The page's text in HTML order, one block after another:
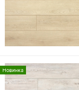
Новинка